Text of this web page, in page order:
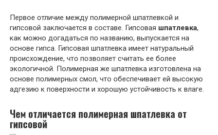
Первое отличие между полимерной шпатлевкой и
гипсовой заключается в составе. Гипсовая шпатлевка,
как можно догадаться по названию, выпускается на
основе гипса. Гипсовая шпатлевка имеет натуральный
происхождение, что позволяет считать ее более
экологичной. Полимерная же шпатлевка изготовлена на
основе полимерных смол, что обеспечивает ей высокую
адгезию к поверхности и хорошую устойчивость к влаге.
Чем отличается полимерная шпатлевка от
гипсовой